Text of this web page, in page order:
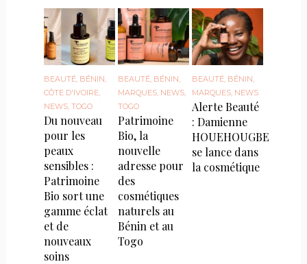
BEAUTÉ, BÉNIN
CÔTE D'IVOIRE,
NEWS, TOGO
Du nouveau
pour les
peaux
sensibles :
Patrimoine
Bio sort une
gamme éclat
et de
nouveaux
soins
BEAUTÉ BÉNIN
MARQUES NEWS
TOGO
Patrimoine
Bio, la
nouvelle
adresse pour
des
cosmétiques
naturels au
Bénin et au
Togo
BEAUTÉ BÉNIN
MARQUES NEWS
Alerte Beauté
: Damienne
HOUEHOUGBE
se lance dans
la cosmétique